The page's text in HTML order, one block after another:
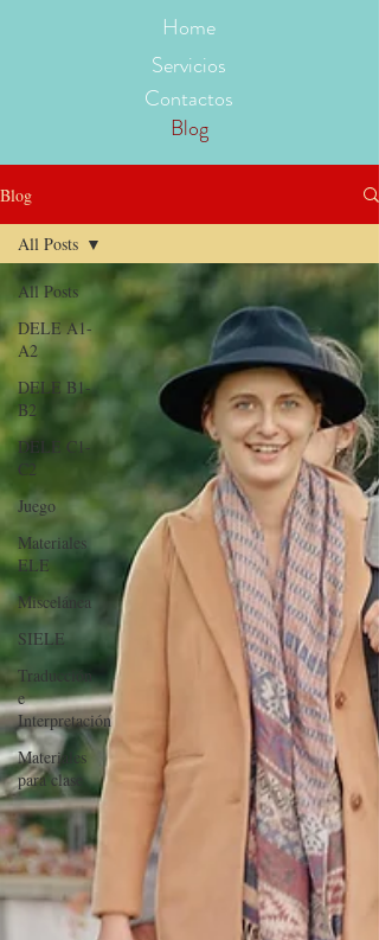
Home
Servicios
Contactos
Blog
Blog
All Posts
DELE A1-
A2
DELE B1-
B2
DELE C1-
C2
Juego
Materiales
ELE
Miscelánea
SIELE
Traducción
e
Interpretación
Materiales
para clase
All Posts